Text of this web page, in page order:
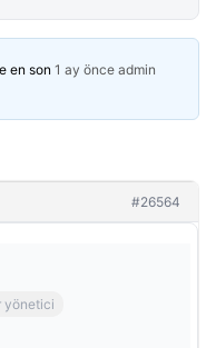
en son 1 ay önce admin
#26564
yönetici